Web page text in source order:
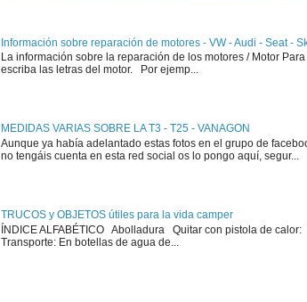
Información sobre reparación de motores - VW - Audi - Seat -
La información sobre la reparación de los motores / Motor
escriba las letras del motor. Por ejemp...
MEDIDAS VARIAS SOBRE LA T3 - T25 - VANAGON
Aunque ya había adelantado estas fotos en el grupo de
no tengáis cuenta en esta red social os lo pongo aquí, segur...
TRUCOS y OBJETOS útiles para la vida camper
ÍNDICE ALFABÉTICO Abolladura Quitar con pistola de
Transporte: En botellas de agua de...